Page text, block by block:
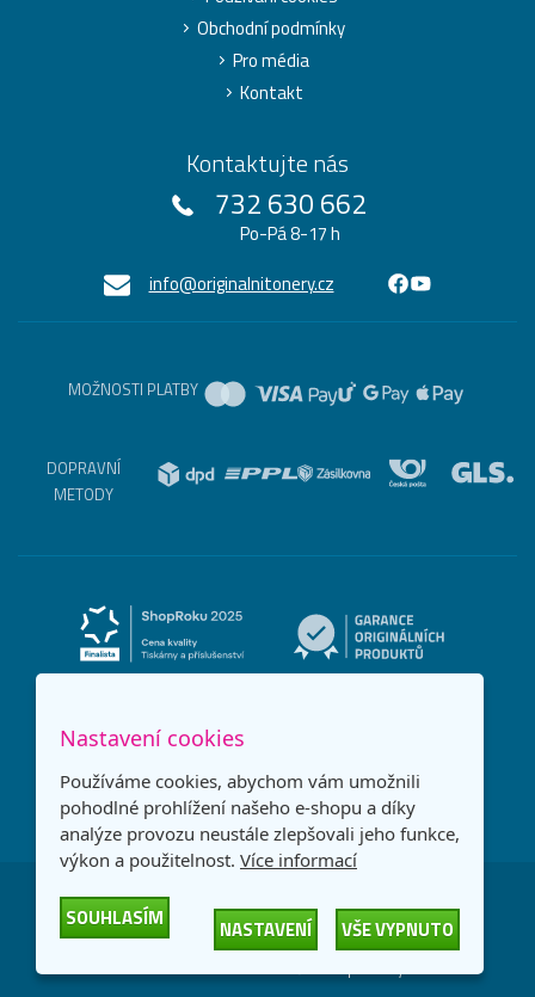
Obchodní podmínky
Pro média
Kontakt
Kontaktujte nás
732 630 662
Po-Pá 8-17 h
info@originalnitonery.cz
MOŽNOSTI PLATBY
DOPRAVNÍ
METODY
Česká republika Slovensko
© 2026
-
Printonia s.r.o.
-
Všechna práva vyhrazena
Nastavení cookies
Používáme cookies, abychom vám umožnili
pohodlné prohlížení našeho e-shopu a díky
analýze provozu neustále zlepšovali jeho funkce,
výkon a použitelnost. Více informací
SOUHLASÍM NASTAVENÍ VŠE VYPNUTO